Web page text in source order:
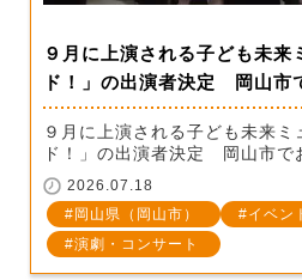
９月に上演される子ども未来
ド！」の出演者決定 岡山市
９月に上演される子ども未来
ド！」の出演者決定 岡山市で
2026.07.18
岡山県（岡山市）
イベン
演劇・コンサート